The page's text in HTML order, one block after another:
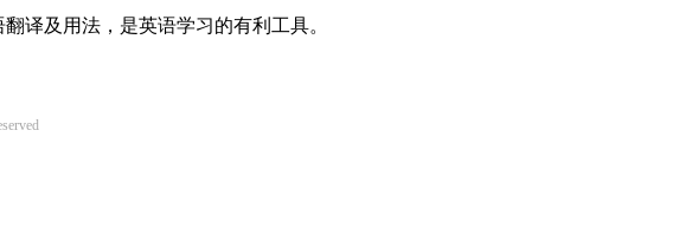
译及用法，是英语学习的有利工具。